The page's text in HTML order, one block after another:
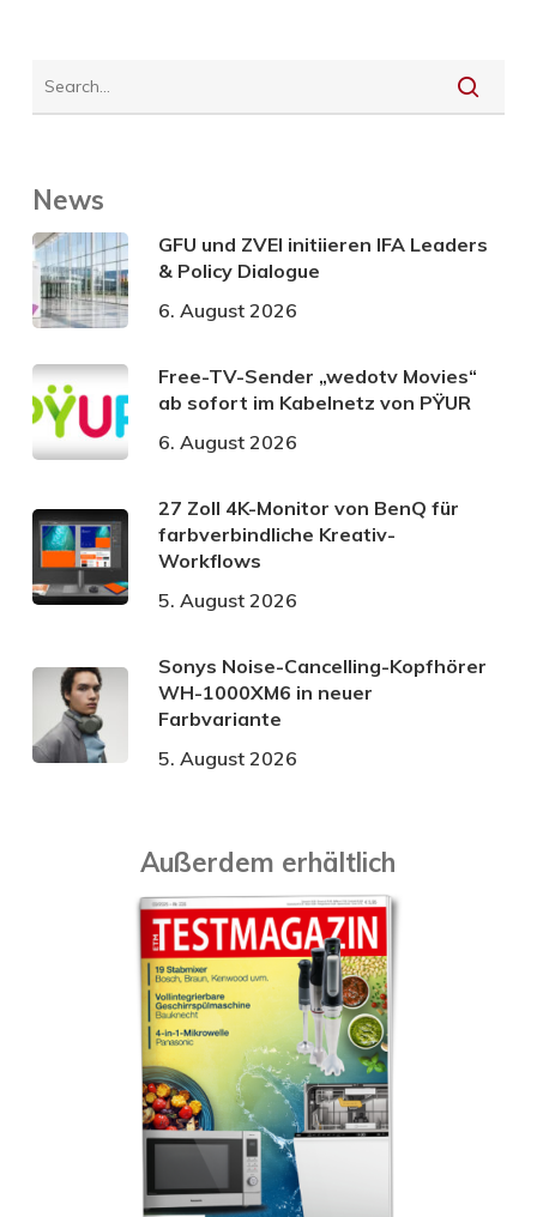
News
GFU und ZVEI initiieren IFA Leaders
& Policy Dialogue
6. August 2026
Free-TV-Sender „wedotv Movies“
ab sofort im Kabelnetz von PŸUR
6. August 2026
27 Zoll 4K-Monitor von BenQ für
farbverbindliche Kreativ-
Workflows
5. August 2026
Sonys Noise-Cancelling-Kopfhörer
WH-1000XM6 in neuer
Farbvariante
5. August 2026
Außerdem erhältlich